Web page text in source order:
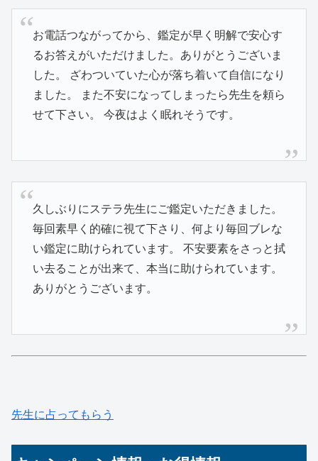
お電話つながってから、鑑定が早く明解で安心す
るお答えがいただけました。ありがとうございま
した。 ざわついていた心が落ち着いて自信になり
ました。 また不安になってしまったら先生を頼ら
せて下さい。 今夜はよく眠れそうです。
久しぶりにステラ先生にご鑑定いただきました。
毎回素早く的確に視て下さり、何より毎回ブレな
い鑑定に助けられています。 不安要素をさっと拭
い去ることが出来て、本当に助けられています。
ありがとうございます。
先生に占ってもらう